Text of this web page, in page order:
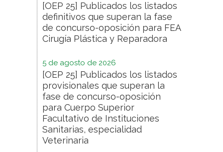
[OEP 25] Publicados los listados
definitivos que superan la fase
de concurso-oposición para FEA
Cirugía Plástica y Reparadora
5 de agosto de 2026
[OEP 25] Publicados los listados
provisionales que superan la
fase de concurso-oposición
para Cuerpo Superior
Facultativo de Instituciones
Sanitarias, especialidad
Veterinaria